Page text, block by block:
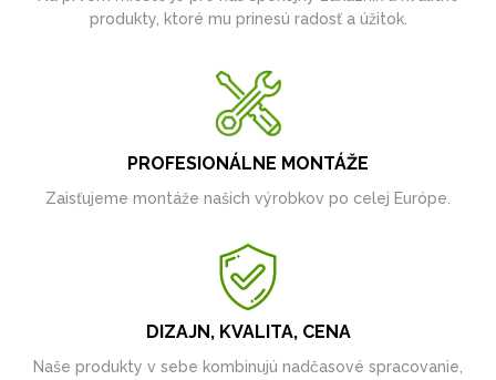
produkty, ktoré mu prinesú radosť a úžitok.
PROFESIONÁLNE MONTÁŽE
Zaisťujeme montáže našich výrobkov po celej Európe.
DIZAJN, KVALITA, CENA
Naše produkty v sebe kombinujú nadčasové spracovanie,